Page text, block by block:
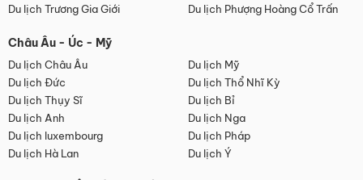
Du lịch Trương Gia Giới
Du lịch Phượng Hoàng Cổ Trấn
Châu Âu - Úc - Mỹ
Du lịch Châu Âu
Du lịch Mỹ
Du lịch Đức
Du lịch Thổ Nhĩ Kỳ
Du lịch Thụy Sĩ
Du lịch Bỉ
Du lịch Anh
Du lịch Nga
Du lịch luxembourg
Du lịch Pháp
Du lịch Hà Lan
Du lịch Ý